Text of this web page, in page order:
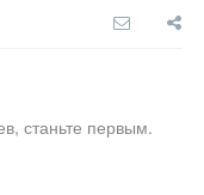
станьте первым.